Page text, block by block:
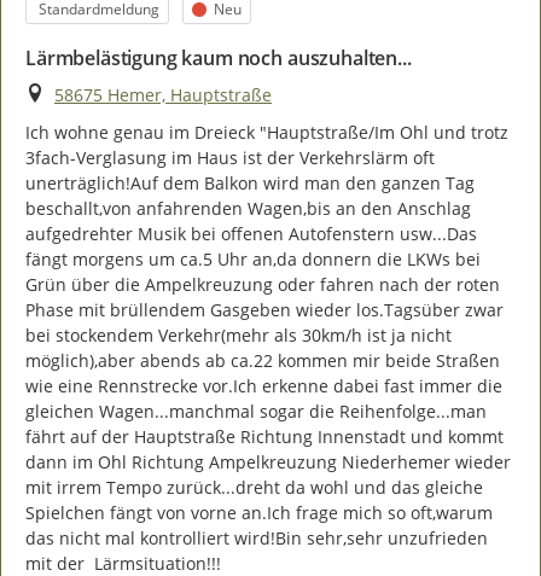
Kategorie
Standardmeldung Status
Neu
Lärmbelästigung kaum noch auszuhalten...
Ort
58675 Hemer, Hauptstraße
Ich wohne genau im Dreieck "Hauptstraße/Im Ohl und trotz
3fach-Verglasung im Haus ist der Verkehrslärm oft
unerträglich!Auf dem Balkon wird man den ganzen Tag
beschallt,von anfahrenden Wagen,bis an den Anschlag
aufgedrehter Musik bei offenen Autofenstern usw...Das
fängt morgens um ca.5 Uhr an,da donnern die LKWs bei
Grün über die Ampelkreuzung oder fahren nach der roten
Phase mit brüllendem Gasgeben wieder los.Tagsüber zwar
bei stockendem Verkehr(mehr als 30km/h ist ja nicht
möglich),aber abends ab ca.22 kommen mir beide Straßen
wie eine Rennstrecke vor.Ich erkenne dabei fast immer die
gleichen Wagen...manchmal sogar die Reihenfolge...man
fährt auf der Hauptstraße Richtung Innenstadt und kommt
dann im Ohl Richtung Ampelkreuzung Niederhemer wieder
mit irrem Tempo zurück...dreht da wohl und das gleiche
Spielchen fängt von vorne an.Ich frage mich so oft,warum
das nicht mal kontrolliert wird!Bin sehr,sehr unzufrieden
mit der  Lärmsituation!!!